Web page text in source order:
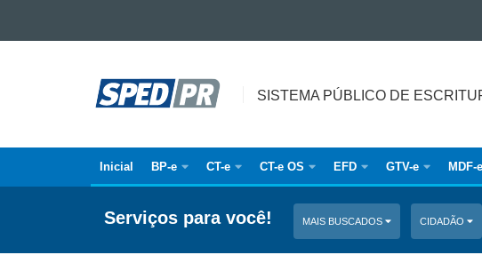
Ir para a buscaPÚBLICO
DE
DIGITAL
SISTEMA PÚBLICO DE
Navegação
principal
Inicial BP-e CT-e CT-e OS EFD GTV-e MDF-e
Serviços para você! MAIS BUSCADOS CIDADÃO